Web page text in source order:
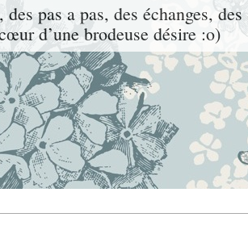
pas a pas, des échanges,
d’une brodeuse désire :o)